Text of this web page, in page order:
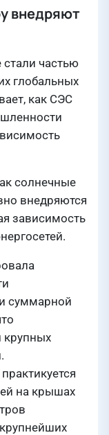
внедряют
частью
глобальных
как СЭС
солнечные
внедряются
зависимость
суммарной
крупных
на крышах